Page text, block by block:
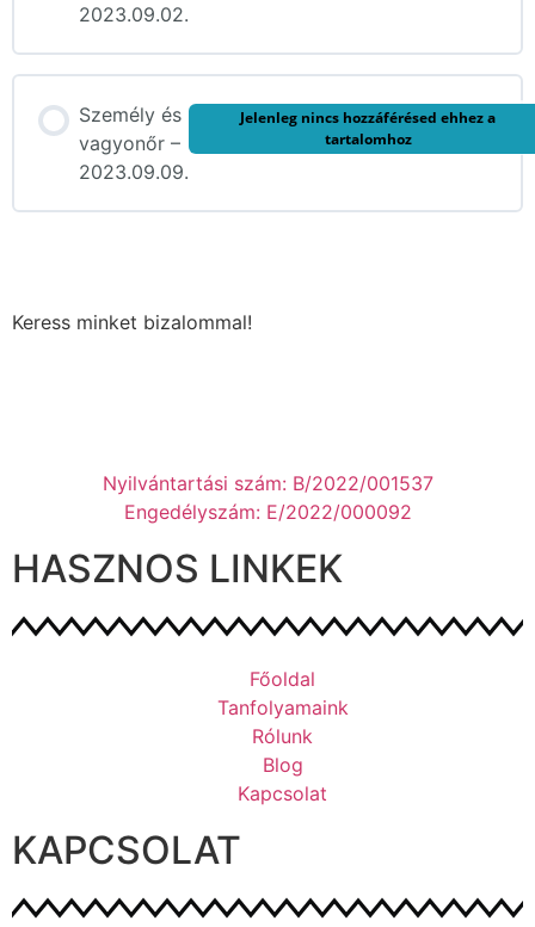
2023.09.02.
Személy és
vagyonőr –
2023.09.09.
Jelenleg nincs hozzáférésed ehhez a
tartalomhoz
Keress minket bizalommal!
Nyilvántartási szám: B/2022/001537
Engedélyszám: E/2022/000092
HASZNOS LINKEK
Főoldal
Tanfolyamaink
Rólunk
Blog
Kapcsolat
KAPCSOLAT